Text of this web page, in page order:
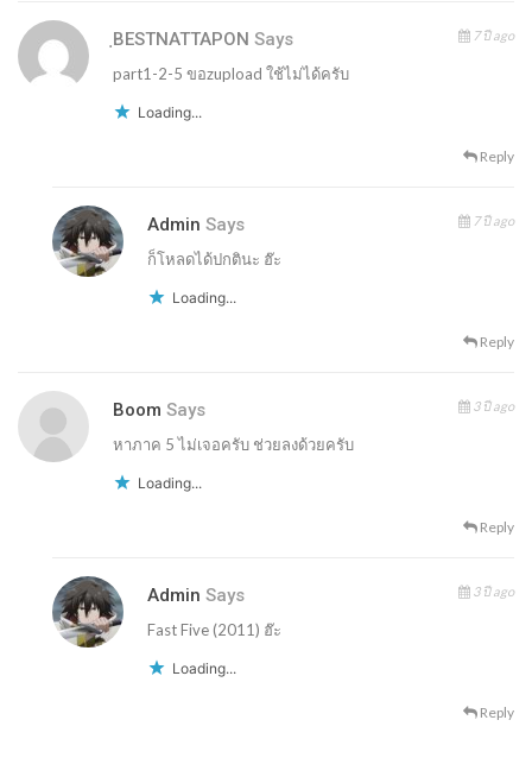
ฺBESTNATTAPON Says 7 ปี ago
part1-2-5 ขอzupload ใช้ไม่ได้ครับ
Loading...
Reply
Admin Says 7 ปี ago
ก็โหลดได้ปกตินะ ฮ๊ะ
Loading...
Reply
Boom Says 3 ปี ago
หาภาค 5 ไม่เจอครับ ช่วยลงด้วยครับ
Loading...
Reply
Admin Says 3 ปี ago
Fast Five (2011) ฮ๊ะ
Loading...
Reply